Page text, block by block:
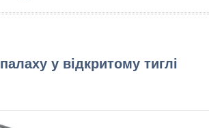
у відкритому тиглі